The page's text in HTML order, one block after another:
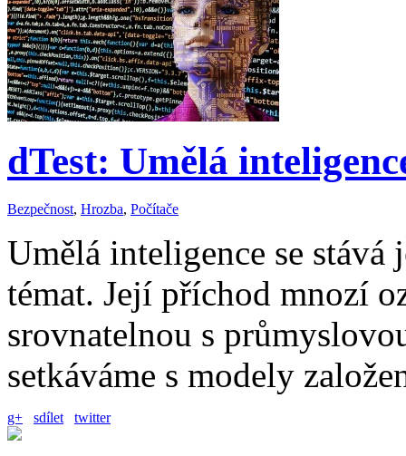
dTest: Umělá
Bezpečnost, Hrozba, Počítače
Umělá inteligence se
témat. Její příchod mnozí
srovnatelnou s
setkáváme s modely
g+ sdílet twitter